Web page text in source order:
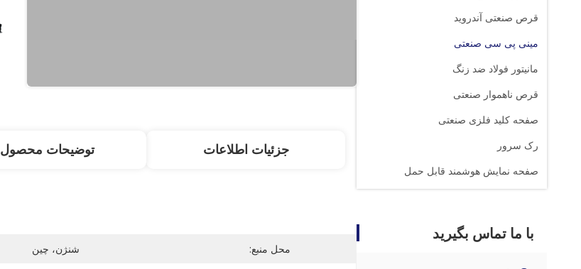
قرص صنعتی آندروید
مینی پی سی صنعتی
مانیتور فولاد ضد زنگ
قرص ناهموار صنعتی
صفحه کلید فلزی صنعتی
رک سرور
صفحه نمایش هوشمند قابل حمل
با ما تماس بگیرید
جزئیات اطلاعات توضیحات محصول
محل منبع: شنژن، چین